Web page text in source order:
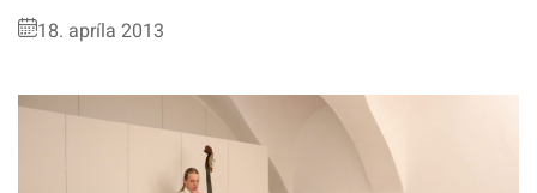
18. apríla 2013